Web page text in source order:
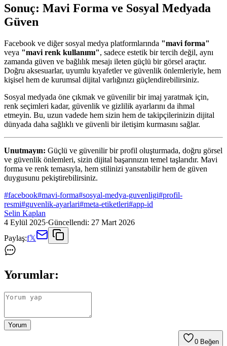
Sonuç: Mavi Forma ve Sosyal Medyada
Güven
Facebook ve diğer sosyal medya platformlarında "mavi forma"
veya "mavi renk kullanımı", sadece estetik bir tercih değil, aynı
zamanda güven ve bağlılık mesajı ileten güçlü bir görsel araçtır.
Doğru aksesuarlar, uyumlu kıyafetler ve güvenlik önlemleriyle, hem
kişisel hem de kurumsal dijital varlığınızı güçlendirebilirsiniz.
Sosyal medyada öne çıkmak ve güvenilir bir imaj yaratmak için,
renk seçimleri kadar, güvenlik ve gizlilik ayarlarını da ihmal
etmeyin. Bu, uzun vadede hem sizin hem de takipçilerinizin dijital
dünyada daha sağlıklı ve güvenli bir iletişim kurmasını sağlar.
Unutmayın: Güçlü ve güvenilir bir profil oluşturmada, doğru görsel
ve güvenlik önlemleri, sizin dijital başarınızın temel taşlarıdır. Mavi
forma ve renk temasıyla, hem stilinizi yansıtabilir hem de güven
duygusunu pekiştirebilirsiniz.
#facebook#mavi-forma#sosyal-medya-guvenligi#profil-
resmi#guvenlik-ayarlari#meta-etiketleri#app-id
Selin Kaplan
4 Eylül 2025·Güncellendi: 27 Mart 2026
Paylaş:f𝕏
Yorumlar:
Yorum
0 Beğen